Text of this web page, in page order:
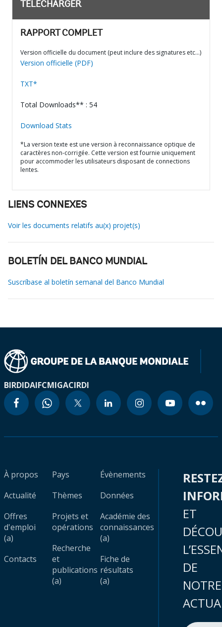
TÉLÉCHARGER
RAPPORT COMPLET
Version officielle du document (peut inclure des signatures etc…)
Version officielle (PDF)
TXT*
Total Downloads** : 54
Download Stats
*La version texte est une version à reconnaissance optique de
caractères non-corrigée. Cette version est fournie uniquement
pour accommoder les utilisateurs disposant de connections
lentes.
LIENS CONNEXES
Voir les documents relatifs au(x) projet(s)
BOLETÍN DEL BANCO MUNDIAL
Suscríbase al boletín semanal del Banco Mundial
BIRDIDAIFCMIGACIRDI
À propos
Actualité
Offres
d'emploi
(a)
Contacts
Pays
Thèmes
Projets et
opérations
Recherche
et
publications
(a)
Évènements
Données
Académie des
connaissances
(a)
Fiche de
résultats
(a)
ET
DE
NOTRE